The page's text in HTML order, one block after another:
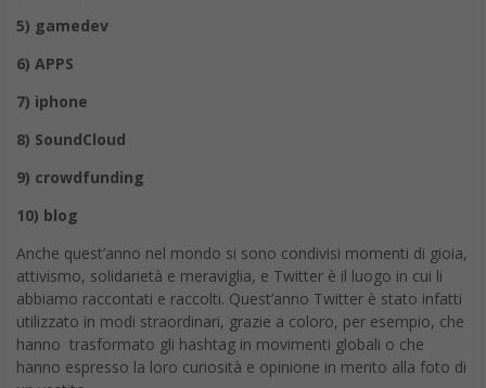
Fiorello chiama all’appello i follower per sensibilizzare il Governo
tutto il mondo: